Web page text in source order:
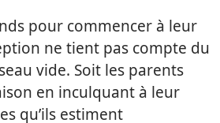
pour commencer à leur
ne tient pas compte du
vide. Soit les parents
en inculquant à leur
qu’ils estiment